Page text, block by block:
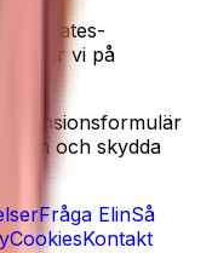
tjänar vi på
och skydda
Fråga ElinSå
CookiesKontakt